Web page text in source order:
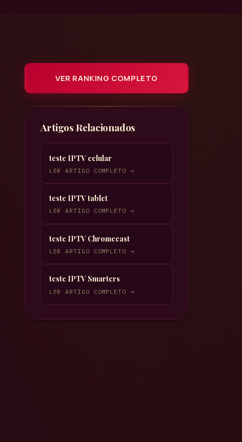
VER RANKING COMPLETO
Artigos Relacionados
teste IPTV celular
LER ARTIGO COMPLETO →
teste IPTV tablet
LER ARTIGO COMPLETO →
teste IPTV Chromecast
LER ARTIGO COMPLETO →
teste IPTV Smarters
LER ARTIGO COMPLETO →